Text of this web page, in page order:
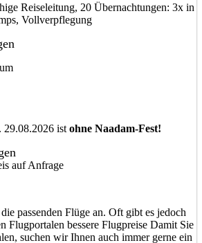
Reiseleitung, 20 Übernachtungen: 3x in
Vollverpflegung
29.08.2026 ist ohne Naadam-Fest!
auf Anfrage
passenden Flüge an. Oft gibt es jedoch
Flugportalen bessere Flugpreise Damit Sie
suchen wir Ihnen auch immer gerne ein